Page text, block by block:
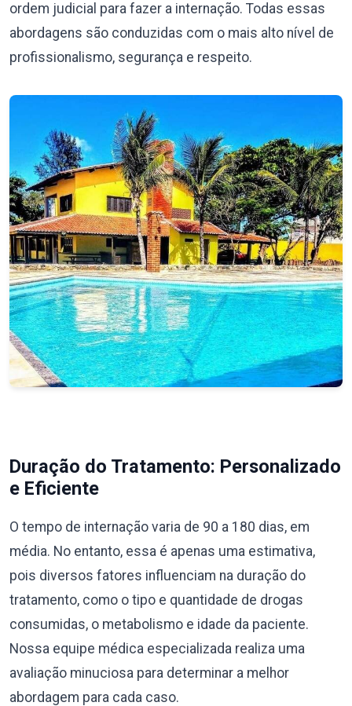
ordem judicial para fazer a internação. Todas essas
abordagens são conduzidas com o mais alto nível de
profissionalismo, segurança e respeito.
Duração do Tratamento: Personalizado
e Eficiente
O tempo de internação varia de 90 a 180 dias, em
média. No entanto, essa é apenas uma estimativa,
pois diversos fatores influenciam na duração do
tratamento, como o tipo e quantidade de drogas
consumidas, o metabolismo e idade da paciente.
Nossa equipe médica especializada realiza uma
avaliação minuciosa para determinar a melhor
abordagem para cada caso.